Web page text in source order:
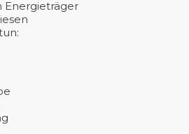
Energieträger